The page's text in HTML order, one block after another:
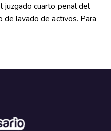
juzgado cuarto penal del
lavado de activos. Para